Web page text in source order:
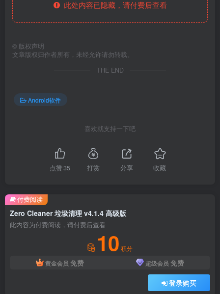
此处内容已隐藏，请付费后查看
© 版权声明
文章版权归作者所有，未经允许请勿转载。
THE END
Android软件
喜欢就支持一下吧
点赞35 打赏 分享 收藏
Zero Cleaner 垃圾清理 v4.1.4 高级版
此内容为付费阅读，请付费后查看
10 积分
黄金会员 免费 超级会员 免费
登录购买
付费阅读